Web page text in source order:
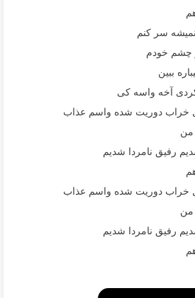
سر کنم
چشم خودم
ببین
آخه واسه کی
خراب دوریت شده واسم عذاب
من
رفیق نامردا شدیم
خراب دوریت شده واسم عذاب
من
رفیق نامردا شدیم